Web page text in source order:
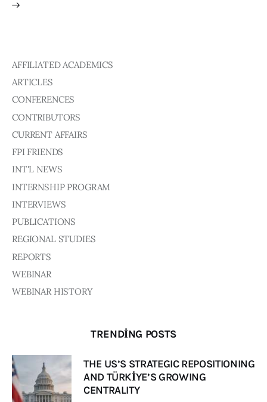
President
Board of Directors
Advisory Board
Academic Board
Policy and Communications Unit
Contacts
AFFILIATED ACADEMICS
ARTICLES
CONFERENCES
CONTRIBUTORS
CURRENT AFFAIRS
FPI FRIENDS
INT'L NEWS
INTERNSHIP PROGRAM
INTERVIEWS
PUBLICATIONS
REGIONAL STUDIES
REPORTS
WEBINAR
WEBINAR HISTORY
TRENDING POSTS
THE US’S STRATEGIC REPOSITIONING
AND TÜRKİYE’S GROWING
CENTRALITY